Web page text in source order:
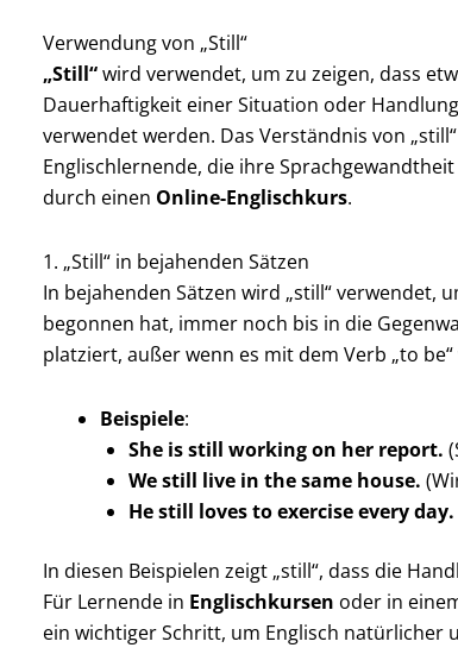
Verwendung von „Still“
„Still“wird verwendet, um zu zeigen, dass
Dauerhaftigkeit einer Situation oder
verwendet werden. Das Verständnis von
Englischlernende, die ihre
durch einen Online-Englischkurs.
1. „Still“ in bejahenden Sätzen
In bejahenden Sätzen wird „still“ verwendet,
begonnen hat, immer noch bis in die
platziert, außer wenn es mit dem Verb „to
Beispiele:
She is still working on her report.
We still live in the same house.
He still loves to exercise every day.
In diesen Beispielen zeigt „still“, dass die
Für Lernende in Englischkursen oder in
ein wichtiger Schritt, um Englisch natürlicher